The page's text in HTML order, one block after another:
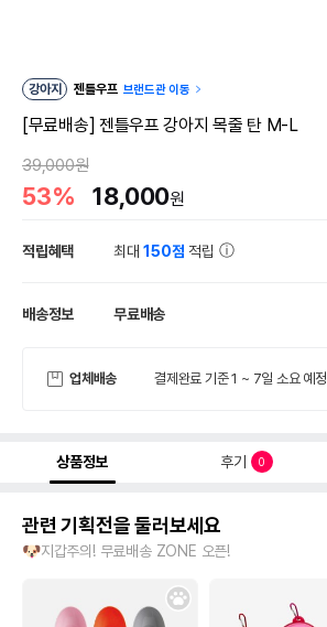
강아지 젠틀우프 브랜드관 이동
[무료배송] 젠틀우프 강아지 목줄 탄 M-L
39,000원
53% 18,000원
적립혜택 최대150점 적립
배송정보 무료배송
업체배송 결제완료 기준 1 ~ 7일 소요 예정
상품정보 후기 0
관련 기획전을 둘러보세요
🐶지갑주의! 무료배송 ZONE 오픈!